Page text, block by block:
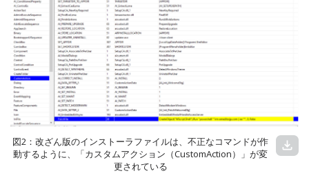
図2：改ざん版のインストーラファイルは、不正なコマンドが作
動するように、「カスタムアクション（CustomAction）」が変
更されている
download